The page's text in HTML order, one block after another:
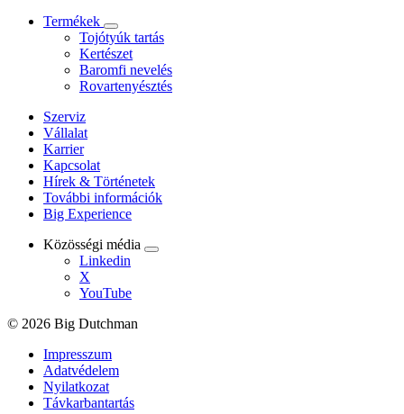
Termékek
Tojótyúk tartás
Kertészet
Baromfi nevelés
Rovartenyésztés
Szerviz
Vállalat
Karrier
Kapcsolat
Hírek & Történetek
További információk
Big Experience
Közösségi média
Linkedin
X
YouTube
© 2026 Big Dutchman
Impresszum
Adatvédelem
Nyilatkozat
Távkarbantartás